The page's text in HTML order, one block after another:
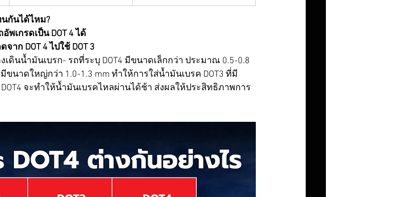
นกันได้ไหม?
พเกรดเป็น DOT 4 ได้
าก DOT 4 ไปใช้ DOT 3
ดินน้ำมันเบรก- รถที่ระบุ DOT4 มีขนาดเล็กกว่า ประมาณ 0.5-0.8
ขนาดใหญ่กว่า 1.0-1.3 mm ทำให้การใส่น้ำมันเบรค DOT3 ที่มี
จะทำให้น้ำมันเบรคไหลผ่านได้ช้า ส่งผลให้ประสิทธิภาพการ